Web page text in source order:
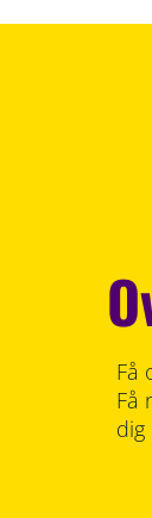
Få
Få